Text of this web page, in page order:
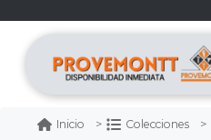
Inicio Colecciones